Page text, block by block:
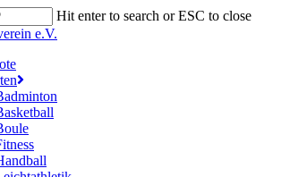
Hit enter to search or ESC to close